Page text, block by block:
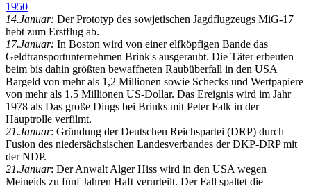
1950
14.Januar: Der Prototyp des sowjetischen Jagdflugzeugs MiG-17
hebt zum Erstflug ab.
17.Januar: In Boston wird von einer elfköpfigen Bande das
Geldtransportunternehmen Brink's ausgeraubt. Die Täter erbeuten
beim bis dahin größten bewaffneten Raubüberfall in den USA
Bargeld von mehr als 1,2 Millionen sowie Schecks und Wertpapiere
von mehr als 1,5 Millionen US-Dollar. Das Ereignis wird im Jahr
1978 als Das große Dings bei Brinks mit Peter Falk in der
Hauptrolle verfilmt.
21.Januar: Gründung der Deutschen Reichspartei (DRP) durch
Fusion des niedersächsischen Landesverbandes der DKP-DRP mit
der NDP.
21.Januar: Der Anwalt Alger Hiss wird in den USA wegen
Meineids zu fünf Jahren Haft verurteilt. Der Fall spaltet die